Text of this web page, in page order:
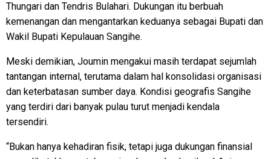
Thungari dan Tendris Bulahari. Dukungan itu berbuah
kemenangan dan mengantarkan keduanya sebagai Bupati dan
Wakil Bupati Kepulauan Sangihe.
Meski demikian, Joumin mengakui masih terdapat sejumlah
tantangan internal, terutama dalam hal konsolidasi organisasi
dan keterbatasan sumber daya. Kondisi geografis Sangihe
yang terdiri dari banyak pulau turut menjadi kendala
tersendiri.
“Bukan hanya kehadiran fisik, tetapi juga dukungan finansial